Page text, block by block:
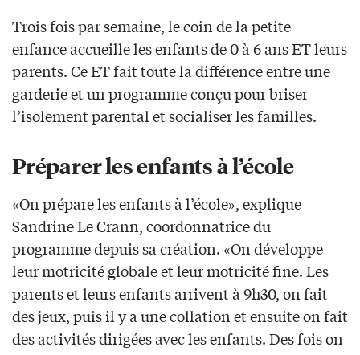
Trois fois par semaine, le coin de la petite
enfance accueille les enfants de 0 à 6 ans ET leurs
parents. Ce ET fait toute la différence entre une
garderie et un programme conçu pour briser
l’isolement parental et socialiser les familles.
Préparer les enfants à l’école
«On prépare les enfants à l’école», explique
Sandrine Le Crann, coordonnatrice du
programme depuis sa création. «On développe
leur motricité globale et leur motricité fine. Les
parents et leurs enfants arrivent à 9h30, on fait
des jeux, puis il y a une collation et ensuite on fait
des activités dirigées avec les enfants. Des fois on